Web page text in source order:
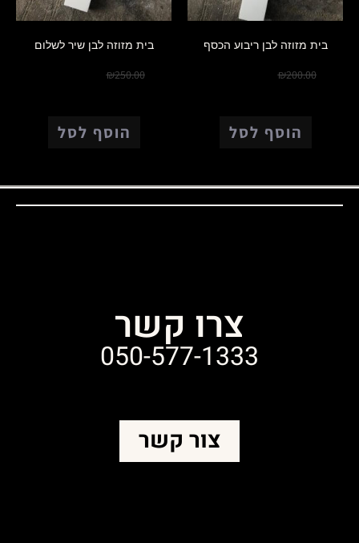
בית מזוזה לבן ריבוע הכסף
₪200.00
הוסף לסל
בית מזוזה לבן שיר לשלום
₪250.00
הוסף לסל
צרו קשר
050-577-1333
צור קשר